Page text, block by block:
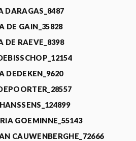
DARAGAS_8487
DE GAIN_35828
DE RAEVE_8398
DEDEKEN_9620
GOEMINNE_55143
CAUWENBERGHE_72666